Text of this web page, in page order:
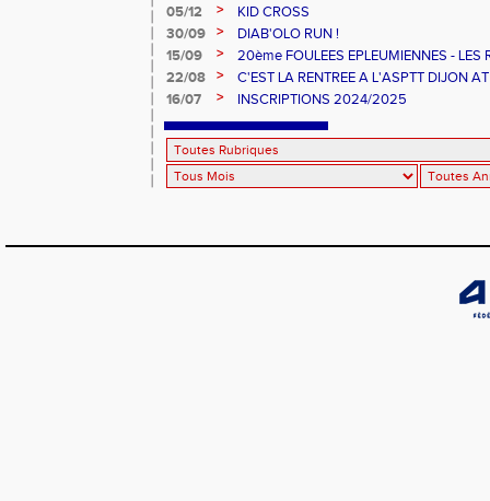
05/12
>
KID CROSS
30/09
>
DIAB'OLO RUN !
15/09
>
20ème FOULEES EPLEUMIENNES - LES
22/08
>
C'EST LA RENTREE A L'ASPTT DIJON
16/07
> INSCRIPTIONS 2024/2025